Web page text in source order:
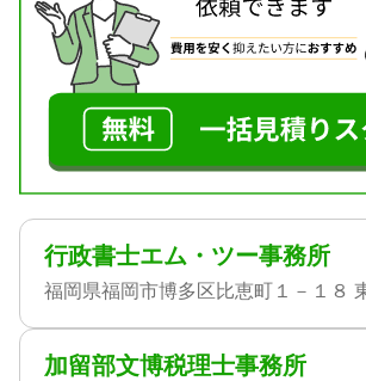
行政書士エム・ツー事務所
加留部文博税理士事務所